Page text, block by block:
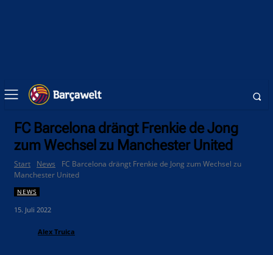
FC Barcelona drängt Frenkie de Jong
zum Wechsel zu Manchester United
Start News
FC Barcelona drängt Frenkie de Jong zum Wechsel zu
Manchester United
NEWS
15. Juli 2022
Alex Truica